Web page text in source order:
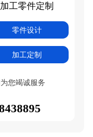
工零件定制
零件设计
加工定制
您竭诚服务